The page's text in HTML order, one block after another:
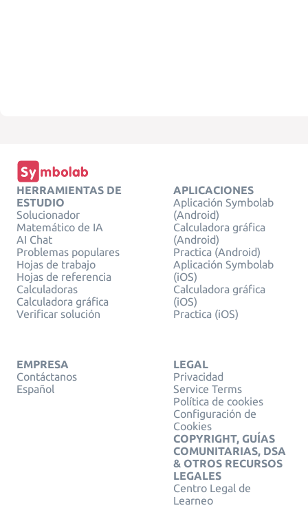
HERRAMIENTAS DE
ESTUDIO
Solucionador
Matemático de IA
AI Chat
Problemas populares
Hojas de trabajo
Hojas de referencia
Calculadoras
Calculadora gráfica
Verificar solución
APLICACIONES
Aplicación Symbolab
(Android)
Calculadora gráfica
(Android)
Practica (Android)
Aplicación Symbolab
(iOS)
Calculadora gráfica
(iOS)
Practica (iOS)
EMPRESA
Contáctanos
Español
LEGAL
Privacidad
Service Terms
Política de cookies
Configuración de
Cookies
COPYRIGHT, GUÍAS
COMUNITARIAS, DSA
& OTROS RECURSOS
LEGALES
Centro Legal de
Learneo